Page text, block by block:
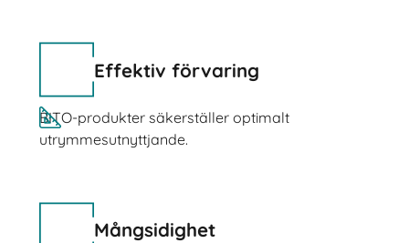
Effektiv förvaring
BITO-produkter säkerställer optimalt
utrymmesutnyttjande.
Mångsidighet